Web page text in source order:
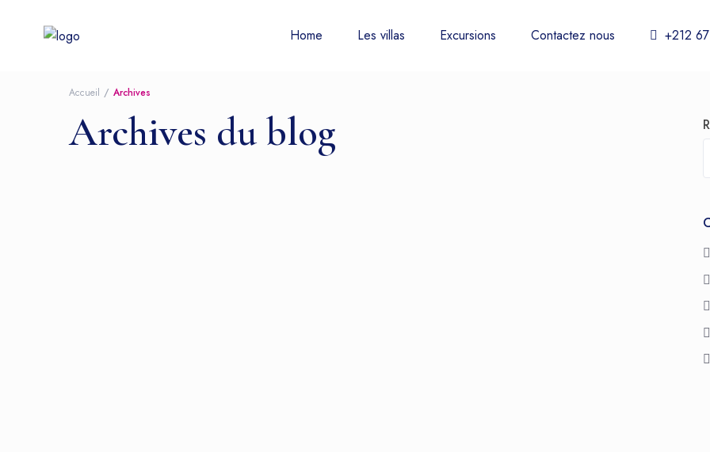
Home Les villas Excursions Contactez nous +212
Accueil Archives
Archives du blog